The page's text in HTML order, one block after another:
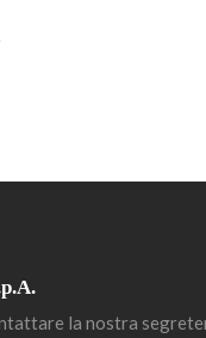
la nostra